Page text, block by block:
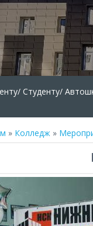
Студенту/
» Колледж »